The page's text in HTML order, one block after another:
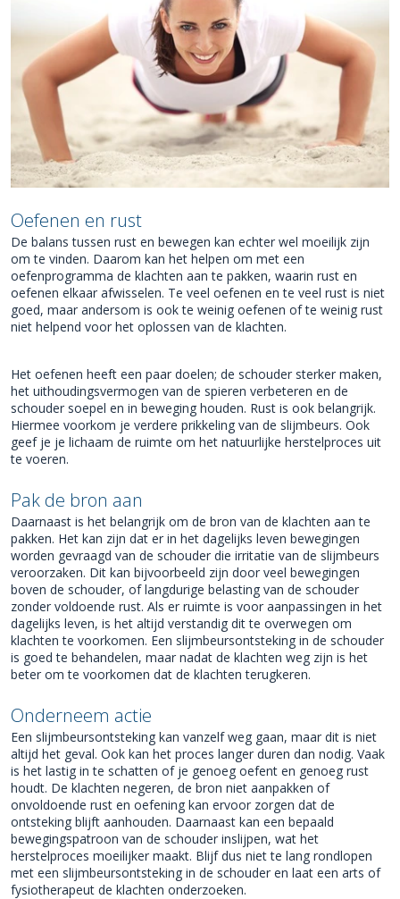
Oefenen en rust
De balans tussen rust en bewegen kan echter wel moeilijk zijn
om te vinden. Daarom kan het helpen om met een
oefenprogramma de klachten aan te pakken, waarin rust en
oefenen elkaar afwisselen. Te veel oefenen en te veel rust is niet
goed, maar andersom is ook te weinig oefenen of te weinig rust
niet helpend voor het oplossen van de klachten.
Het oefenen heeft een paar doelen; de schouder sterker maken,
het uithoudingsvermogen van de spieren verbeteren en de
schouder soepel en in beweging houden. Rust is ook belangrijk.
Hiermee voorkom je verdere prikkeling van de slijmbeurs. Ook
geef je je lichaam de ruimte om het natuurlijke herstelproces uit
te voeren.
Pak de bron aan
Daarnaast is het belangrijk om de bron van de klachten aan te
pakken. Het kan zijn dat er in het dagelijks leven bewegingen
worden gevraagd van de schouder die irritatie van de slijmbeurs
veroorzaken. Dit kan bijvoorbeeld zijn door veel bewegingen
boven de schouder, of langdurige belasting van de schouder
zonder voldoende rust. Als er ruimte is voor aanpassingen in het
dagelijks leven, is het altijd verstandig dit te overwegen om
klachten te voorkomen. Een slijmbeursontsteking in de schouder
is goed te behandelen, maar nadat de klachten weg zijn is het
beter om te voorkomen dat de klachten terugkeren.
Onderneem actie
Een slijmbeursontsteking kan vanzelf weg gaan, maar dit is niet
altijd het geval. Ook kan het proces langer duren dan nodig. Vaak
is het lastig in te schatten of je genoeg oefent en genoeg rust
houdt. De klachten negeren, de bron niet aanpakken of
onvoldoende rust en oefening kan ervoor zorgen dat de
ontsteking blijft aanhouden. Daarnaast kan een bepaald
bewegingspatroon van de schouder inslijpen, wat het
herstelproces moeilijker maakt. Blijf dus niet te lang rondlopen
met een slijmbeursontsteking in de schouder en laat een arts of
fysiotherapeut de klachten onderzoeken.